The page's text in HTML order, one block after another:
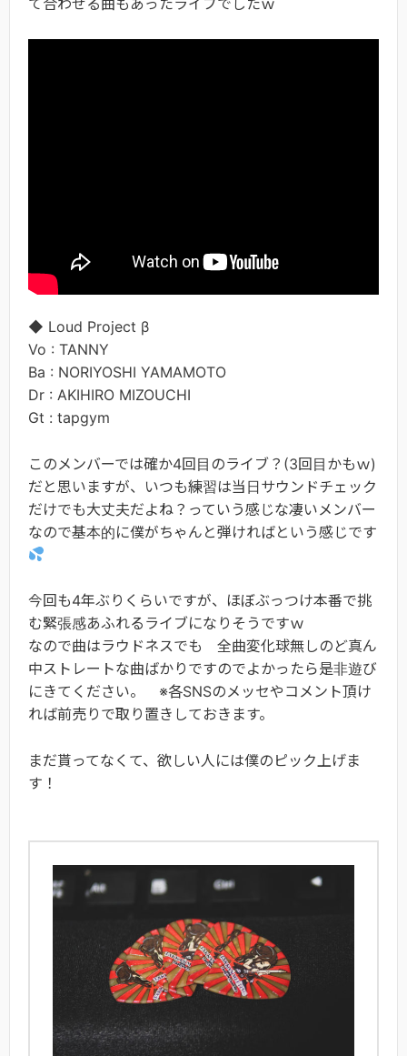
て合わせる曲もあったライブでしたｗ
◆ Loud Project β
Vo : TANNY
Ba : NORIYOSHI YAMAMOTO
Dr : AKIHIRO MIZOUCHI
Gt : tapgym
このメンバーでは確か4回目のライブ？(3回目かもｗ)
だと思いますが、いつも練習は当日サウンドチェック
だけでも大丈夫だよね？っていう感じな凄いメンバー
なので基本的に僕がちゃんと弾ければという感じです
今回も4年ぶりくらいですが、ほぼぶっつけ本番で挑
む緊張感あふれるライブになりそうですｗ
なので曲はラウドネスでも 全曲変化球無しのど真ん
中ストレートな曲ばかりですのでよかったら是非遊び
にきてください。 ※各SNSのメッセやコメント頂け
れば前売りで取り置きしておきます。
まだ貰ってなくて、欲しい人には僕のピック上げま
す！